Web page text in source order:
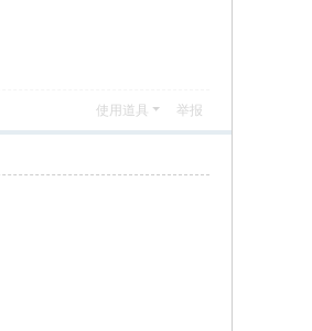
使用道具 举报